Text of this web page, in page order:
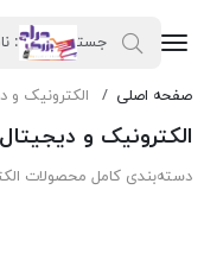
صفحه اصلی الکترونیک و
الکترونیک و دیجیتال
دسته‌بندی کامل محصولات